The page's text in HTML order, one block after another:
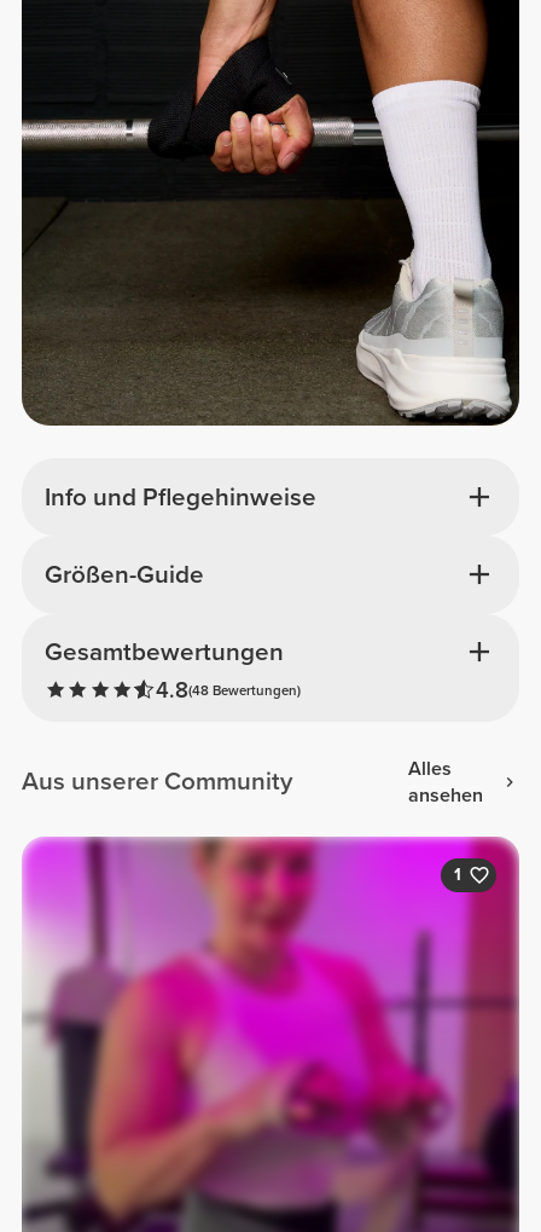
Info und Pflegehinweise
Gesamtbewertungen
4.8(48 Bewertungen)
Größen-Guide
Aus unserer Community
Alles
ansehen
1